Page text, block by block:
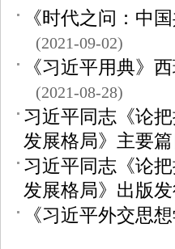
《时代之问：中
(2021-09-02)
《习近平用典》
(2021-08-28)
习近平同志《论
发展格局》主要
习近平同志《论
发展格局》出版
《习近平外交思